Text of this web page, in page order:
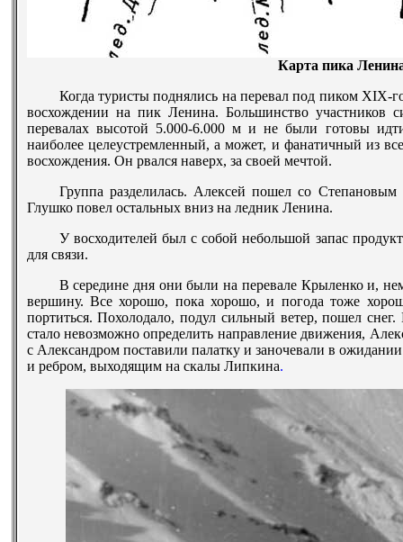
Карта пика
Когда туристы поднялись на перевал под пикомXIX-
восхождении на пик Ленина. Большинство участников
перевалах высотой 5.000-6.000 м и не были готовы
наиболее целеустремленный, а может, и фанатичный из
восхождения. Он рвался наверх, за своей мечтой.
Группа разделилась. Алексей пошел со
Глушко повел остальных вниз на ледник Ленина.
У восходителей был с собой небольшой запас
для связи.
В середине дня они были на перевале Крыленко и,
вершину. Все хорошо, пока хорошо, и погода тоже
портиться. Похолодало, подул сильный ветер, пошел
стало невозможно определить направление движения,
с Александром поставили палатку и заночевали в
и ребром, выходящим на скалы Липкина.